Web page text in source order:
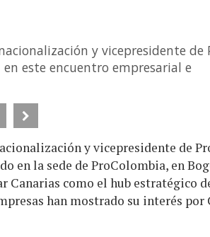
y vicepresidente de
este encuentro empresarial e
y vicepresidente de
en la sede de ProColombia, en
Canarias como el hub estratégico
han mostrado su interés por